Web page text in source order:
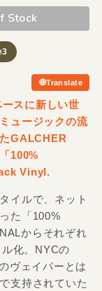
Stock
Translate
スに新しい世
ュージックの流
GALCHER
100%
Vinyl.
イルで、ネット
た「100%
からそれぞれ
化。NYCの
ヴェイパーとは
支持されていた